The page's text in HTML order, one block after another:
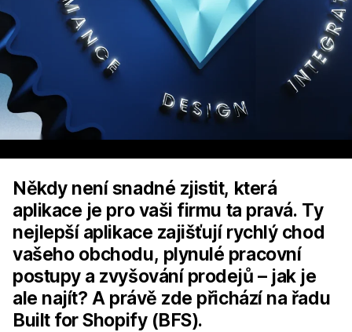
Někdy není snadné zjistit, která
aplikace je pro vaši firmu ta pravá. Ty
nejlepší aplikace zajišťují rychlý chod
vašeho obchodu, plynulé pracovní
postupy a zvyšování prodejů – jak je
ale najít? A právě zde přichází na řadu
Built for Shopify (BFS).